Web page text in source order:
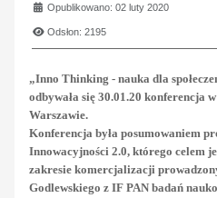
Opublikowano: 02 luty 2020
Odsłon: 2195
„Inno Thinking - nauka dla
odbywała się 30.01.20 konferencja
Warszawie.
Konferencja była posumowaniem
Innowacyjności 2.0, którego celem
zakresie komercjalizacji
Godlewskiego z IF PAN badań